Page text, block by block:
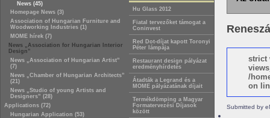
News (45)
Homepage News (3)
Association of Hungarian Furniture and
Woodworking Industries (1)
MOME hírek (7)
News „Association for Hungarian Interior
Design”
News „Association of Hungarian Artist”
(7)
News „Chamber of Hungarian Architects”
(21)
News „Studio of young Artists and
Designers” (28)
Applications (72)
Hungarian Application (53)
Hu Glass 2012
Fiatal tervezőket támogat a
Coninvest
Red Dot-díjat kapott Toronyi
Péter lámpája
Restaurant design pályázat
eredményhírdetés
Átadták a Legrand és a
MOME pályázatának díjait
Termékdömping a Magyar
Formatervezési Díjasok
között
strict
/
on
Submitted by